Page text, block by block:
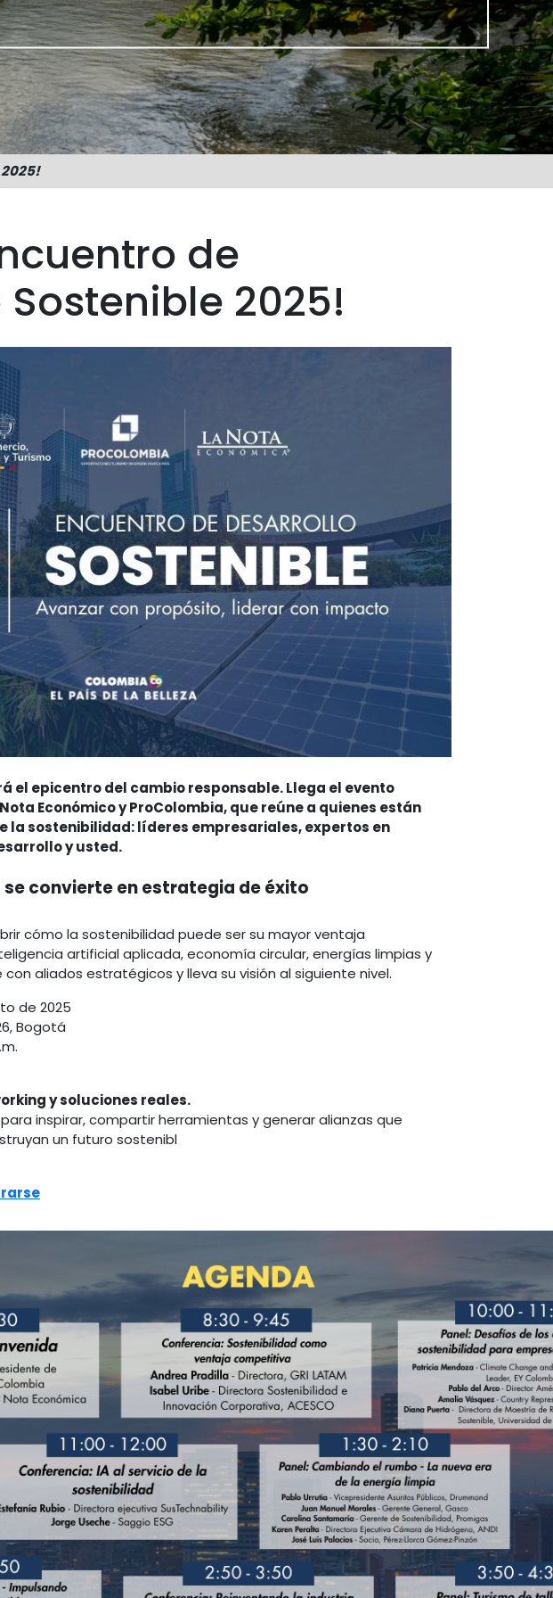
de
2025!
el epicentro del cambio responsable. Llega el evento
Económico y ProColombia, que reúne a quienes están
la sostenibilidad: líderes empresariales, expertos en
y usted.
convierte en estrategia de éxito
cómo la sostenibilidad puede ser su mayor ventaja
artificial aplicada, economía circular, energías limpias y
aliados estratégicos y lleva su visión al siguiente nivel.
de 2025
Bogotá
y soluciones reales.
inspirar, compartir herramientas y generar alianzas que
un futuro sostenibl